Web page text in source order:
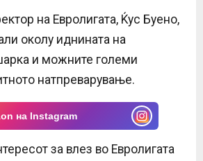
на Евролигата, Ќус Буено,
околу иднината на
и можните големи
натпреварување.
на Instagram
за влез во Евролигата